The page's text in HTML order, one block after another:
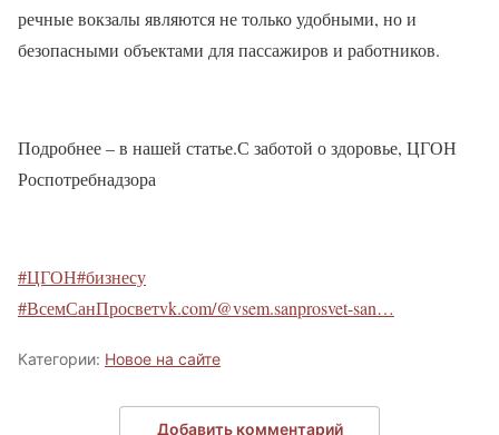
речные вокзалы являются не только удобными, но и
безопасными объектами для пассажиров и работников.
Подробнее – в нашей статье.С заботой о здоровье, ЦГОН
Роспотребнадзора
#ЦГОН#бизнесу
#ВсемСанПросветvk.com/@vsem.sanprosvet-san…
Категории: Новое на сайте
Добавить комментарий